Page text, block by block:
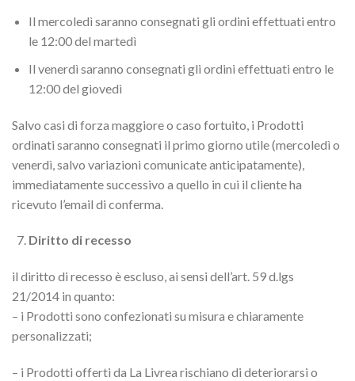
Il mercoledì saranno consegnati gli ordini effettuati entro
le 12:00 del martedì
Il venerdì saranno consegnati gli ordini effettuati entro le
12:00 del giovedì
Salvo casi di forza maggiore o caso fortuito, i Prodotti
ordinati saranno consegnati il primo giorno utile (mercoledì o
venerdì, salvo variazioni comunicate anticipatamente),
immediatamente successivo a quello in cui il cliente ha
ricevuto l’email di conferma.
Diritto di recesso
il diritto di recesso è escluso, ai sensi dell’art. 59 d.lgs
21/2014 in quanto:
– i Prodotti sono confezionati su misura e chiaramente
personalizzati;
– i Prodotti offerti da La Livrea rischiano di deteriorarsi o